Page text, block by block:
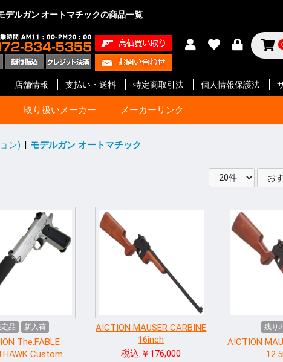
デルガン オートマチックの商品一覧
店舗情報 支払い・送料 特定商取引法 個人情報保護法
取り扱いメーカー メーカーリンク
GBB ハンドガン
GBB ライフル
電動ガン 次世代
電動ガン ハイサイクル
電動ガン
電動ガン バッテリー等
電動ガン マガジン
電動ガン アクセサリー
エアーライフル
ショットガン
ガスガン
ガスガン マガジン
ガスガン アクセサリー
エアーガン アクセサリ
エアーガン マガジン
サイト関連
汎用品
10歳以上用
消耗品 他
ガスブローバック
ガス ライフル・SMG
CO2ブローバック
モデルガン
電動ガン
ガス マガジン
モデルガン カート等
アクセサリー
電動 マガジン等
消耗品 他
ガス ブローバック
ガス リボルバー
ガス ライフル・SMG
8mm ハンドガン
モデルガン オート
モデルガン リボルバー
モデルガン 長物
キット モデルガン
モデルガン 金属
ガス マガジン
モデルガン カート等
アクセサリー
グリップ
ガスガン 他
消耗品 他
ガス リボルバー
ガス ブローバック
エアー ライフル
ガス ライフル
モデルガン リボルバー
モデルガン オート
モデルガン 金属
モデルガン ライフル
ガス マガジン
グリップ
アクセサリー
モデルガン カート等
エアー ハンドガン
ガス ブローバック
エアー ライフル
ガス ライフル・SMG
マガジン
アクセサリー
消耗品
ド モデルガン リボルバ
モデルガン オート
モデルガン キット
ガスガン
アクセサリー
カートリッジ等
グリップ
プル モデルガン リボルバー
モデルガン オート
モデルガン ライフル
モデルガン カート等
グリップ
グレネード
その他
エアーガン
電動ガン
アクセサリー
モデルガン オート
モデルガン ライフル
モデルガン カート等
カスタムパーツ エアガ
その他
モデルガン オート
モデルガン カート等
モデルガン キット
カスタムパーツ
ガスガン
グリップ
モデルガン
モデルガンパーツ
ション) モデルガン リボルバー
モデルガン オートマチ
アクセサリー
インナーバレル
サイレンサー
ット 塗装・仕上げ
モデルガン用
グリップ リボルバ用
グリップ オート用
ガスガン 外装パーツ
ガスガン 内部パーツ
メンテナンス
ムズ
インディ 塗装
メンテナンス
ークレッ
スプレー塗料
ブルーイング剤
メンテナンス
カル CO2 ブローバックガン
スペアマガジン パー
エス その他
BB弾
照準器
ホルスター
ケース類
U-18
エアガン
ガスガン
オート用
リボルバー用
革製 ショルダー
革製 ヒップ
ナイロン製 ショルダー
ナイロン製 ヒップ
ウエスタン
レッグ バックサイド
ポーチ
ケース類
ムズ 照準器
マウント 他
ン モデルガン用品
ホルスター
ド
ート ダミーカート
発火カートリッジ
空撃ちダミーカートリ
ダミーブレット
モデルガン カスタムパ
イ
ガスガン用カスタムパ
電動ガン用カスタムパ
パッキン類
電動ガン
アクセサリー
ケイン
者
その他 スライド
サイト
アウターバレル
その他
GLOCK Gen.5
GLOCK Gen.4
GLOCK Gen.3
H&K
V10 / DETONICS
1911 ・ MEU等
Hi-CAPA
M&P
DESERT EAGLE
P226
M92F
金属外装パーツ
内部カスタムパーツ
その他
マグロ用パーツ
カスタムパーツ
アクセサリー
GLOCK
リボルバー用パーツ
オート用パーツ
マルイ用
WA用
その他
ガス ハンドガン
ガス ライフル
マガジン 他
アウターバレル
金属外装パーツ
金属外装キット
カスタムパーツ
金属外装パーツ
金属外装キット
ガス ハンドガン
マガジン 他
ガス ライフル
ガスブローバック
金属外装
アウターバレル
外装パーツ
内部カスタムパーツ
Airsoft
その他
ソン オート用
リボルバ用
ライフル用
木製
G-10 素材製
その他アクセサリー
オート用
汎用
リボルバ用
木製
G-10 素材製
オート用
リボルバ用
G-10 素材製
ー その
用
用ク
ン
ン) | モデルガン オートマチック
定品 新入荷
The.FABLE
Custom
A!CTION MAUSER CARBINE
16inch
税込:￥176,000
残り
A!CTION